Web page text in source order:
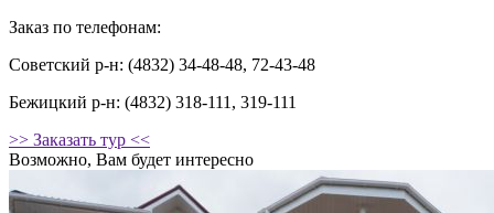
Заказ по телефонам:
Советский р-н: (4832) 34-48-48, 72-43-48
Бежицкий р-н: (4832) 318-111, 319-111
>> Заказать тур <<
Возможно, Вам будет интересно